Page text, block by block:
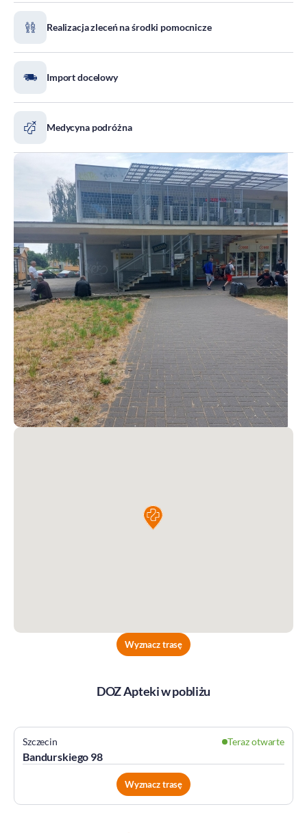
Realizacja zleceń na środki pomocnicze
Import docelowy
Medycyna podróżna
Wyznacz trasę
DOZ Apteki w pobliżu
98
Teraz otwarte
Wyznacz trasę